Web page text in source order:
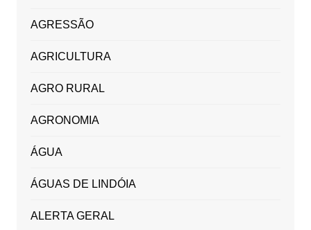
AGRESSÃO
AGRICULTURA
AGRO RURAL
AGRONOMIA
ÁGUA
ÁGUAS DE LINDÓIA
ALERTA GERAL